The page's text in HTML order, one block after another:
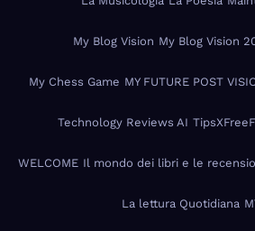
My Blog Vision My Blog Vision
My Chess Game MY FUTURE POST
Technology Reviews AI
WELCOME Il mondo dei libri e le
La lettura Quotidiana